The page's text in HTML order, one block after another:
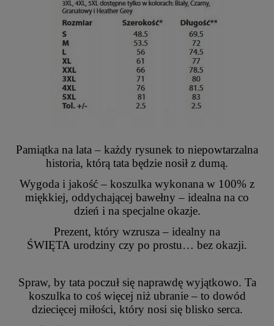
Pamiątka na lata – każdy rysunek to niepowtarzalna
historia, którą tata będzie nosił z dumą.
Wygoda i jakość – koszulka wykonana w 100% z
miękkiej, oddychającej bawełny – idealna na co
dzień i na specjalne okazje.
Prezent, który wzrusza – idealny na
ŚWIĘTA urodziny czy po prostu… bez okazji.
Spraw, by tata poczuł się naprawdę wyjątkowo. Ta
koszulka to coś więcej niż ubranie – to dowód
dziecięcej miłości, który nosi się blisko serca.